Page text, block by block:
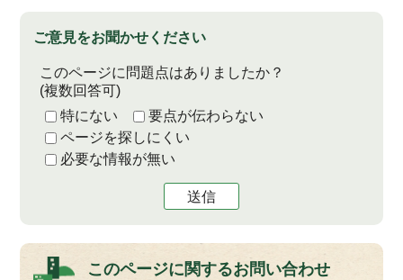
ご意見をお聞かせください
このページに問題点はありましたか？
(複数回答可)
特にない
要点が伝わらない
ページを探しにくい
必要な情報が無い
送信
このページに関するお問い合わせ